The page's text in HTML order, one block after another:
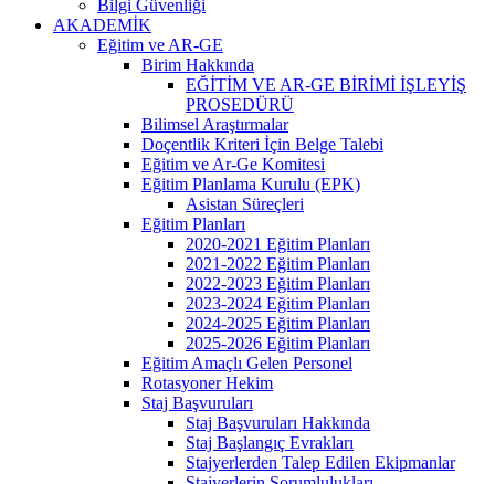
Bilgi Güvenliği
AKADEMİK
Eğitim ve AR-GE
Birim Hakkında
EĞİTİM VE AR-GE BİRİMİ İŞLEYİŞ
PROSEDÜRÜ
Bilimsel Araştırmalar
Doçentlik Kriteri İçin Belge Talebi
Eğitim ve Ar-Ge Komitesi
Eğitim Planlama Kurulu (EPK)
Asistan Süreçleri
Eğitim Planları
2020-2021 Eğitim Planları
2021-2022 Eğitim Planları
2022-2023 Eğitim Planları
2023-2024 Eğitim Planları
2024-2025 Eğitim Planları
2025-2026 Eğitim Planları
Eğitim Amaçlı Gelen Personel
Rotasyoner Hekim
Staj Başvuruları
Staj Başvuruları Hakkında
Staj Başlangıç Evrakları
Stajyerlerden Talep Edilen Ekipmanlar